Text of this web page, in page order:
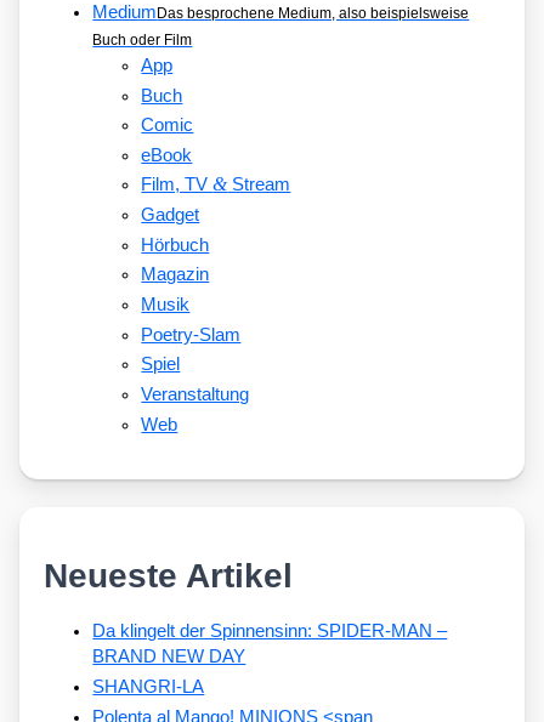
Medium Das besprochene Medium, also beispielsweise
Buch oder Film
App
Buch
Comic
eBook
Film, TV&Stream
Gadget
Hörbuch
Magazin
Musik
Poetry-Slam
Spiel
Veranstaltung
Web
Neueste Artikel
Da klingelt der Spinnensinn: SPIDER-MAN –
BRAND NEW DAY
SHANGRI-LA
Polenta al Mango! MINIONS <span